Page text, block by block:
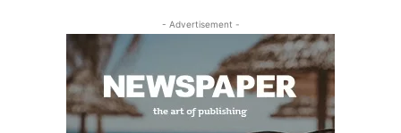
- Advertisement -